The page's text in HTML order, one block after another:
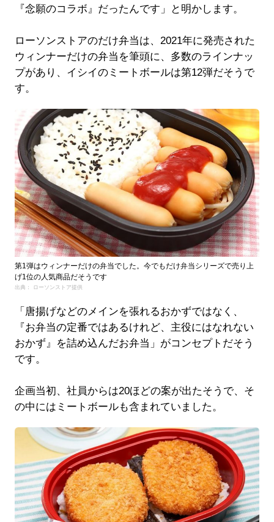
『念願のコラボ』だったんです」と明かします。
ローソンストアのだけ弁当は、2021年に発売された
ウィンナーだけの弁当を筆頭に、多数のラインナッ
プがあり、イシイのミートボールは第12弾だそうで
す。
第1弾はウィンナーだけの弁当でした。今でもだけ弁当シリーズで売り上
げ1位の人気商品だそうです
出典： ローソンストア提供
「唐揚げなどのメインを張れるおかずではなく、
『お弁当の定番ではあるけれど、主役にはなれない
おかず』を詰め込んだお弁当」がコンセプトだそう
です。
企画当初、社員からは20ほどの案が出たそうで、そ
の中にはミートボールも含まれていました。